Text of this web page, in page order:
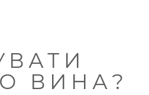
ВИНА?